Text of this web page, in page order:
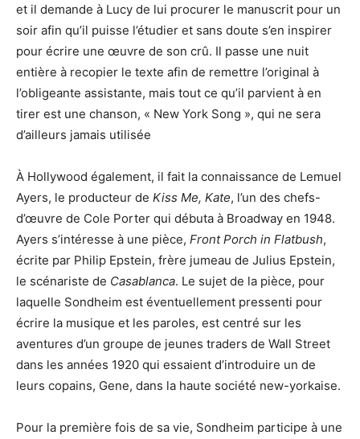
et il demande à Lucy de lui procurer le manuscrit pour un
soir afin qu’il puisse l’étudier et sans doute s’en inspirer
pour écrire une œuvre de son crû. Il passe une nuit
entière à recopier le texte afin de remettre l’original à
l’obligeante assistante, mais tout ce qu’il parvient à en
tirer est une chanson, « New York Song », qui ne sera
d’ailleurs jamais utilisée
À Hollywood également, il fait la connaissance de Lemuel
Ayers, le producteur de Kiss Me, Kate, l’un des chefs-
d’œuvre de Cole Porter qui débuta à Broadway en 1948.
Ayers s’intéresse à une pièce, Front Porch in Flatbush,
écrite par Philip Epstein, frère jumeau de Julius Epstein,
le scénariste de Casablanca. Le sujet de la pièce, pour
laquelle Sondheim est éventuellement pressenti pour
écrire la musique et les paroles, est centré sur les
aventures d’un groupe de jeunes traders de Wall Street
dans les années 1920 qui essaient d’introduire un de
leurs copains, Gene, dans la haute société new-yorkaise.
Pour la première fois de sa vie, Sondheim participe à une